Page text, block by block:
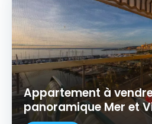
Appartement à
panoramique Mer et